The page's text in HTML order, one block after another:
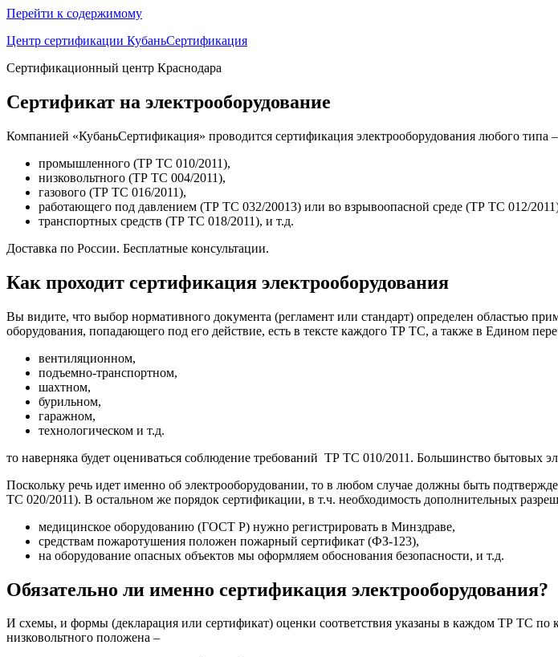
Перейти к содержимому
Центр сертификации КубаньСертификация
Сертификационный центр Краснодара
Сертификат на электрооборудование
Компанией «КубаньСертификация» проводится сертификация электрооборудования любого типа –
промышленного (ТР ТС 010/2011),
низковольтного (ТР ТС 004/2011),
газового (ТР ТС 016/2011),
работающего под давлением (ТР ТС 032/20013) или во взрывоопасной среде (ТР ТС 012/
транспортных средств (ТР ТС 018/2011), и т.д.
Доставка по России. Бесплатные консультации.
Как проходит сертификация электрооборудования
Вы видите, что выбор нормативного документа (регламент или стандарт) определен областью
оборудования, попадающего под его действие, есть в тексте каждого ТР ТС, а также в Едином
вентиляционном,
подъемно-транспортном,
шахтном,
бурильном,
гаражном,
технологическом и т.д.
то наверняка будет оцениваться соблюдение требований ТР ТС 010/2011. Большинство бытовых
Поскольку речь идет именно об электрооборудовании, то в любом случае должны быть
ТС 020/2011). В остальном же порядок сертификации, в т.ч. необходимость дополнительных
медицинское оборудованию (ГОСТ Р) нужно регистрировать в Минздраве,
средствам пожаротушения положен пожарный сертификат (ФЗ-123),
на оборудование опасных объектов мы оформляем обоснования безопасности, и т.д.
Обязательно ли именно сертификация электрооборудования?
И схемы, и формы (декларация или сертификат) оценки соответствия указаны в каждом ТР ТС
низковольтного положена –